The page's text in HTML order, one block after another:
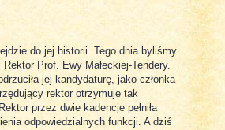
do jej historii. Tego dnia byliśmy
Prof. Ewy Małeckiej-Tendery.
jej kandydaturę, jako członka
rektor otrzymuje tak
przez dwie kadencje pełniła
odpowiedzialnych funkcji. A dziś